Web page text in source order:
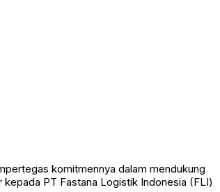
komitmennya dalam mendukung
PT Fastana Logistik Indonesia (FLI)